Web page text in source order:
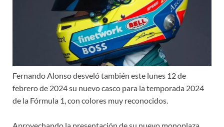
Fernando Alonso desveló también este lunes 12 de
febrero de 2024 su nuevo casco para la temporada 2024
de la Fórmula 1, con colores muy reconocidos.